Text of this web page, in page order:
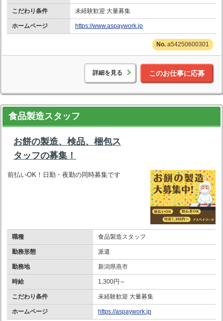
こだわり条件 未経験歓迎 大量募集
ホームページ https://www.aspaywork.jp
a54250600301
詳細を見る このお仕事に応募
食品製造スタッフ
お餅の製造、検品、梱包ス
タッフの募集！
前払いOK！日勤・夜勤の同時募集です
職種 食品製造スタッフ
勤務形態 派遣
勤務地 新潟県燕市
時給 1,300円～
こだわり条件 未経験歓迎 大量募集
ホームページ https://aspaywork.jp